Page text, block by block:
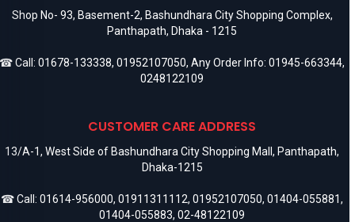
Shop No- 93, Basement-2, Bashundhara City Shopping Complex,
Panthapath, Dhaka - 1215
☎ Call: 01678-133338, 01952107050, Any Order Info: 01945-663344,
0248122109
CUSTOMER CARE ADDRESS
13/A-1, West Side of Bashundhara City Shopping Mall, Panthapath,
Dhaka-1215
☎ Call: 01614-956000, 01911311112, 01952107050, 01404-055881,
01404-055883, 02-48122109